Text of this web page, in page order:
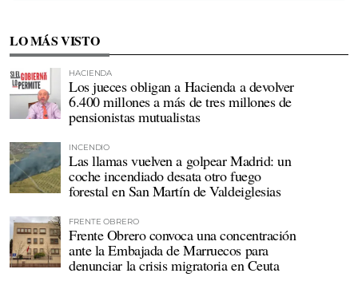
LO MÁS VISTO
HACIENDA
Los jueces obligan a Hacienda a devolver
6.400 millones a más de tres millones de
pensionistas mutualistas
INCENDIO
Las llamas vuelven a golpear Madrid: un
coche incendiado desata otro fuego
forestal en San Martín de Valdeiglesias
FRENTE OBRERO
Frente Obrero convoca una concentración
ante la Embajada de Marruecos para
denunciar la crisis migratoria en Ceuta